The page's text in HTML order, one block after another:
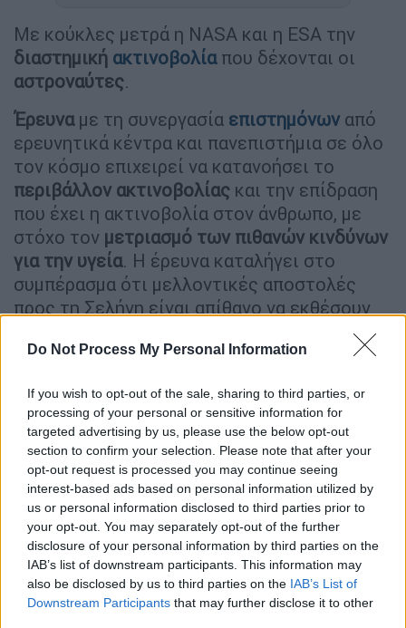
Do Not Process My Personal Information
If you wish to opt-out of the sale, sharing to third parties, or
processing of your personal or sensitive information for
targeted advertising by us, please use the below opt-out
section to confirm your selection. Please note that after your
opt-out request is processed you may continue seeing
interest-based ads based on personal information utilized by
us or personal information disclosed to third parties prior to
your opt-out. You may separately opt-out of the further
disclosure of your personal information by third parties on the
IAB’s list of downstream participants. This information may
also be disclosed by us to third parties on the IAB’s List of
Downstream Participants that may further disclose it to other
Με κούκλες μετρά η NASA και η ESA την
διαστημική ακτινοβολία που δέχονται οι
αστροναύτες.
Έρευναμε τη συνεργασία επιστημόνων από
ερευνητικά κέντρα και πανεπιστήμια σε όλο
τον κόσμο επιχειρεί να κατανοήσει το
περιβάλλον ακτινοβολίας και την επίδραση
που έχει η ακτινοβολία στον άνθρωπο, με
στόχο τον μετριασμό των πιθανών κινδύνων
για την υγεία. Η έρευνα καταλήγει στο
συμπέρασμα ότι μελλοντικές αποστολές
προς τη Σελήνη είναι απίθανο να εκθέσουν
μεγαλύτερη από τα όρια που έχει θέσει η
ΔΙΑΒΑΣΤΕ ΕΠΙΣΗΣ
Κόσμος|19.09.2024 10:07
Κατάσκοπος της CIA καταδικάστηκε
σε 30 χρόνια φυλάκιση - Νάρκωνε,
φωτογράφιζε και βίαζε γυναίκες